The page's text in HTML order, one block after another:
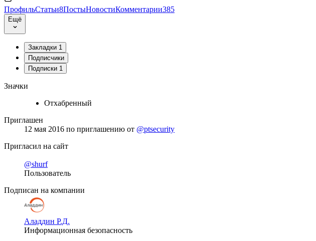
ПрофильСтатьи8ПостыНовостиКомментарии385
Ещё
Закладки 1
Подписчики
Подписки 1
Значки
Отхабренный
Приглашен
12 мая 2016 по приглашению от @ptsecurity
Пригласил на сайт
@shurf
Пользователь
Подписан на компании
Аладдин Р.Д.
Информационная безопасность